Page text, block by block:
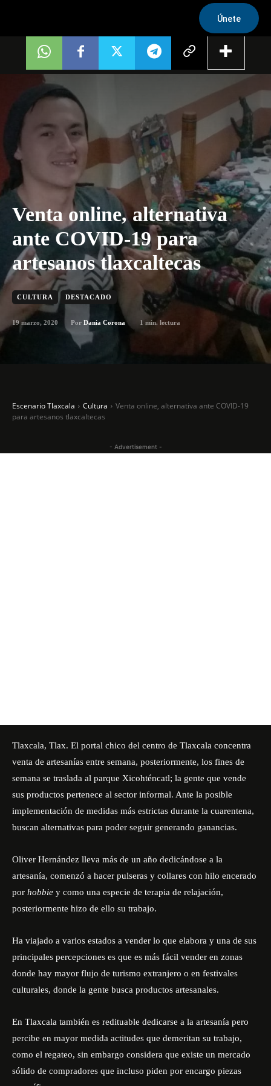
Únete
Venta online, alternativa
ante COVID-19 para
artesanos tlaxcaltecas
CULTURA DESTACADO
19 marzo, 2020 Por Dania Corona 1 min. lectura
Escenario Tlaxcala Cultura
Venta online, alternativa ante COVID-19
para artesanos tlaxcaltecas
- Advertisement -
Tlaxcala, Tlax. El portal chico del centro de Tlaxcala concentra
venta de artesanías entre semana, posteriormente, los fines de
semana se traslada al parque Xicohténcatl; la gente que vende
sus productos pertenece al sector informal. Ante la posible
implementación de medidas más estrictas durante la cuarentena,
buscan alternativas para poder seguir generando ganancias.
Oliver Hernández lleva más de un año dedicándose a la
artesanía, comenzó a hacer pulseras y collares con hilo encerado
por hobbie y como una especie de terapia de relajación,
posteriormente hizo de ello su trabajo.
Ha viajado a varios estados a vender lo que elabora y una de sus
principales percepciones es que es más fácil vender en zonas
donde hay mayor flujo de turismo extranjero o en festivales
culturales, donde la gente busca productos artesanales.
En Tlaxcala también es redituable dedicarse a la artesanía pero
percibe en mayor medida actitudes que demeritan su trabajo,
como el regateo, sin embargo considera que existe un mercado
sólido de compradores que incluso piden por encargo piezas